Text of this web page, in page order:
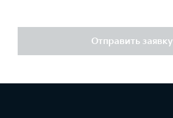
Отправить заявку